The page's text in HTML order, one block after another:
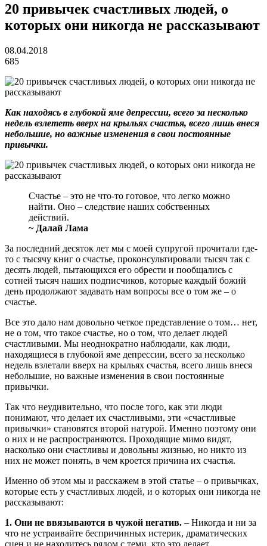
20 привычек счастливых людей, о
которых они никогда не рассказывают
08.04.2018
685
Как находясь в глубокой яме депрессии, всего за несколько
недель взлететь вверх на крыльях счастья, всего лишь внеся
небольшие, но важные изменения в свои постоянные
привычки.
Счастье – это не что-то готовое, что легко можно
найти. Оно – следствие наших собственных
действий.
~ Далай Лама
За последний десяток лет мы с моей супругой прочитали где-
то с тысячу книг о счастье, проконсультировали тысяч так с
десять людей, пытающихся его обрести и пообщались с
сотней тысяч наших подписчиков, которые каждый божий
день продолжают задавать нам вопросы все о том же – о
счастье.
Все это дало нам довольно четкое представление о том… нет,
не о том, что такое счастье, но о том, что делает людей
счастливыми. Мы неоднократно наблюдали, как люди,
находящиеся в глубокой яме депрессии, всего за несколько
недель взлетали вверх на крыльях счастья, всего лишь внеся
небольшие, но важные изменения в свои постоянные
привычки.
Так что неудивительно, что после того, как эти люди
понимают, что делает их счастливыми, эти «счастливые
привычки» становятся второй натурой. Именно поэтому они
о них и не распространяются. Проходящие мимо видят,
насколько они счастливы и довольны жизнью, но никто из
них не может понять, в чем кроется причина их счастья.
Именно об этом мы и расскажем в этой статье – о привычках,
которые есть у счастливых людей, и о которых они никогда не
рассказывают:
1. Они не ввязываются в чужой негатив. – Никогда и ни за
что не устраивайте беспричинных истерик, драматических
сцен и не находитесь рядом с теми, кто это делает.